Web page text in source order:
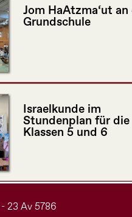
Jom HaAtzma‘ut an
Grundschule
Israelkunde im
Stundenplan für die
Klassen 5 und 6
23 Av 5786